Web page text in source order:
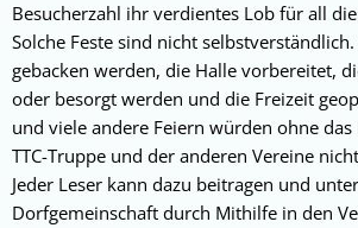
Besucherzahl ihr verdientes Lob für all
Solche Feste sind nicht
gebacken werden, die Halle vorbereitet,
oder besorgt werden und die Freizeit
und viele andere Feiern würden ohne das
TTC-Truppe und der anderen Vereine
Jeder Leser kann dazu beitragen und
Dorfgemeinschaft durch Mithilfe in den